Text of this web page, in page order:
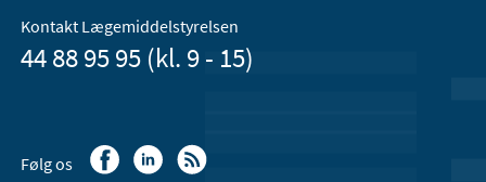
Kontakt Lægemiddelstyrelsen
44 88 95 95 (kl. 9 - 15)
Følg os